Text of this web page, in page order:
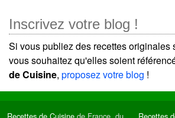
Inscrivez votre blog !
Si vous publiez des recettes originales
vous souhaitez qu'elles soient
de Cuisine, proposez votre blog !